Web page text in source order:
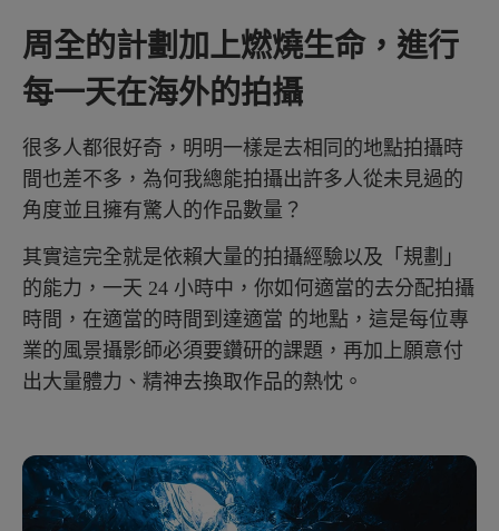
周全的計劃加上燃燒生命，進行
每一天在海外的拍攝
很多人都很好奇，明明一樣是去相同的地點拍攝時
間也差不多，為何我總能拍攝出許多人從未見過的
角度並且擁有驚人的作品數量？
其實這完全就是依賴大量的拍攝經驗以及「規劃」
的能力，一天 24 小時中，你如何適當的去分配拍攝
時間，在適當的時間到達適當 的地點，這是每位專
業的風景攝影師必須要鑽研的課題，再加上願意付
出大量體力、精神去換取作品的熱忱。